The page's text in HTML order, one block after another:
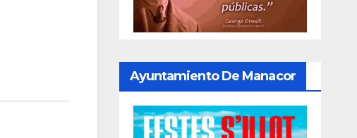
Ayuntamiento De Manacor